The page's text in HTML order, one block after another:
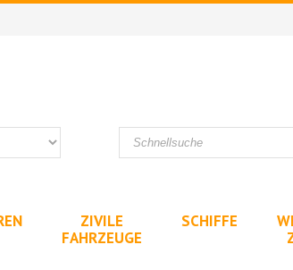
ZIVILE
FAHRZEUGE
SCHIFFE